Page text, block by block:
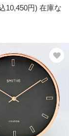
10,450円) 在庫な